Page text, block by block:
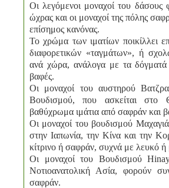
Οι λεγόμενοι μοναχοί του
ώχρας και οι μοναχοί της πόλης
επίσημος κανόνας.
Το χρώμα των ιματίων ποικίλλει
διαφορετικών «ταγμάτων», ή
ανά χώρα, ανάλογα με τα δόγματά
βαφές.
Οι μοναχοί του αυστηρού
Βουδισμού, που ασκείται στο
βαθύχρωμα ιμάτια από σαφράν και
Οι μοναχοί του βουδισμού
στην Ιαπωνία, την Κίνα και την
κίτρινο ή σαφράν, συχνά με λευκό
Οι μοναχοί του Βουδισμού
Νοτιοανατολική Ασία, φορούν
σαφράν.